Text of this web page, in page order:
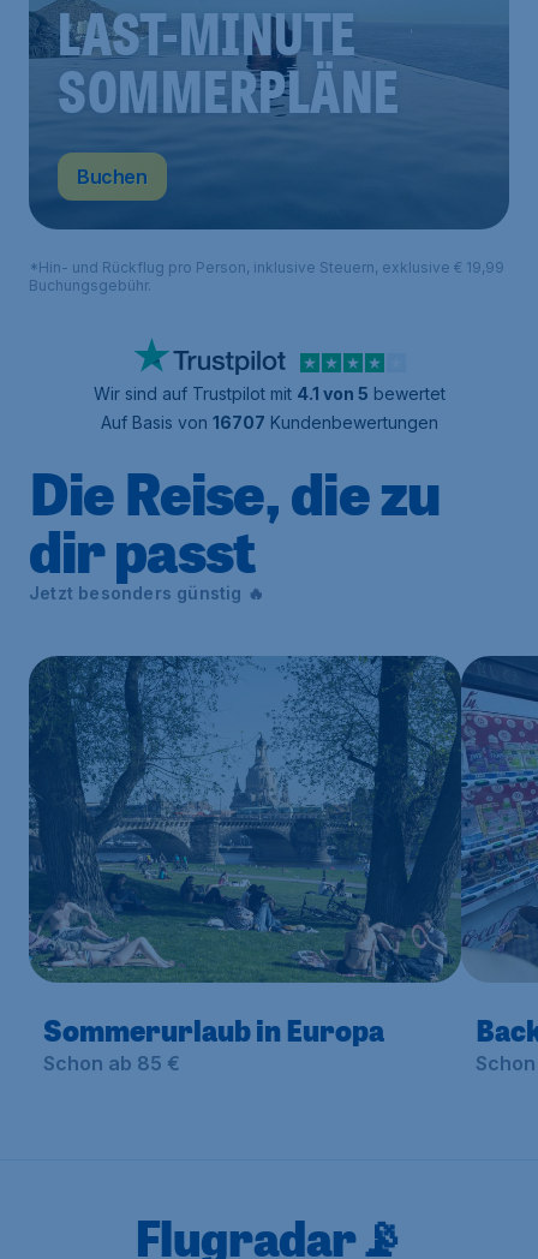
LAST-MINUTE
SOMMERPLÄNE
Buchen
*Hin- und Rückflug pro Person, inklusive Steuern, exklusive € 19,99
Buchungsgebühr.
Wir sind auf Trustpilot mit 4.1 von 5 bewertet
Auf Basis von 16707 Kundenbewertungen
Die Reise, die zu
dir passt
Jetzt besonders günstig 🔥
Sommerurlaub in Europa
Schon ab 85 €
Flugradar📡